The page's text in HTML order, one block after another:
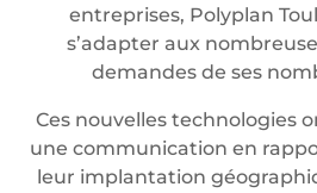
entreprises, Polyplan
s’adapter aux
demandes de ses
Ces nouvelles technologies
une communication en
leur implantation